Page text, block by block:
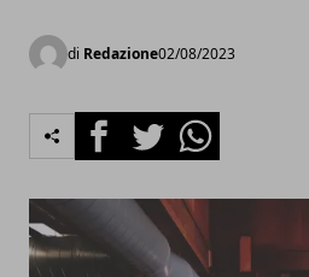
di Redazione02/08/2023
FacebookTwitterWhatsapp